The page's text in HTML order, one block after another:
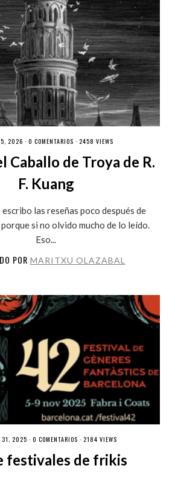
2026 · 0 COMENTARIOS · 2458 VIEWS
Caballo de Troya de R.
F. Kuang
las reseñas poco después de
si no olvido mucho de lo leído.
Eso...
POR MARITXU OLAZABAL
31, 2025 · 0 COMENTARIOS · 2184 VIEWS
festivales de frikis